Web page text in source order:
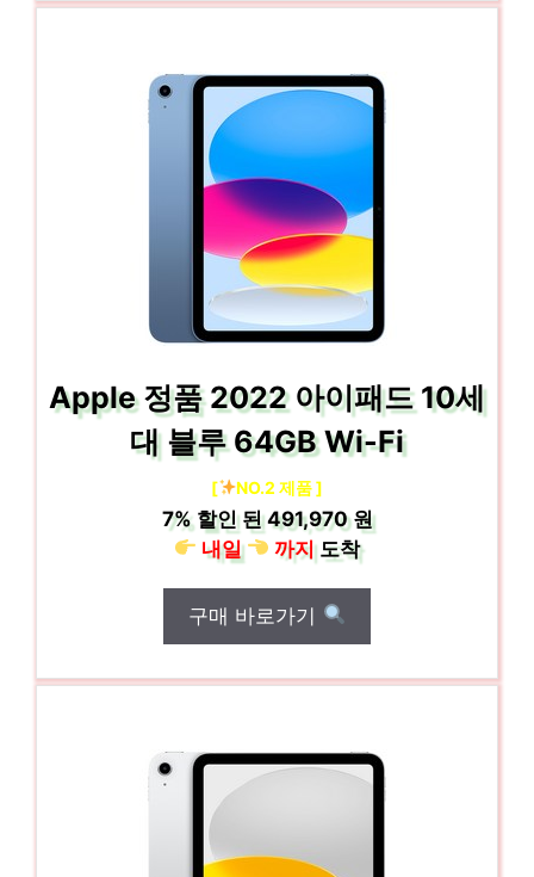
Apple 정품 2022 아이패드 10세
대 블루 64GB Wi-Fi
[ NO.2 제품 ]
7%할인 된491,970 원
내일
까지도착
구매 바로가기